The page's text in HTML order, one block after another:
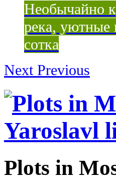
Необычайно
река, уютные
сотка
Next Previous
Plots in